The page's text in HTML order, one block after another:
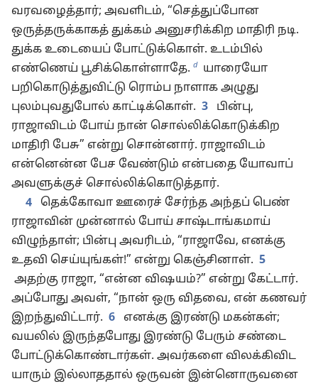
வரவழைத்தார்; அவளிடம், “செத்துப்போன
ஒருத்தருக்காகத் துக்கம் அனுசரிக்கிற மாதிரி நடி.
துக்க உடையைப் போட்டுக்கொள். உடம்பில்
எண்ணெய் பூசிக்கொள்ளாதே. d
யாரையோ
பறிகொடுத்துவிட்டு ரொம்ப நாளாக அழுது
புலம்புவதுபோல் காட்டிக்கொள். 3
பின்பு,
ராஜாவிடம் போய் நான் சொல்லிக்கொடுக்கிற
மாதிரி பேசு” என்று சொன்னார். ராஜாவிடம்
என்னென்ன பேச வேண்டும் என்பதை யோவாப்
அவளுக்குச் சொல்லிக்கொடுத்தார்.
4
தெக்கோவா ஊரைச் சேர்ந்த அந்தப் பெண்
ராஜாவின் முன்னால் போய் சாஷ்டாங்கமாய்
விழுந்தாள்; பின்பு அவரிடம், “ராஜாவே, எனக்கு
உதவி செய்யுங்கள்!” என்று கெஞ்சினாள். 5
அதற்கு ராஜா, “என்ன விஷயம்?” என்று கேட்டார்.
அப்போது அவள், “நான் ஒரு விதவை, என் கணவர்
இறந்துவிட்டார். 6
எனக்கு இரண்டு மகன்கள்;
வயலில் இருந்தபோது இரண்டு பேரும் சண்டை
போட்டுக்கொண்டார்கள். அவர்களை விலக்கிவிட
யாரும் இல்லாததால் ஒருவன் இன்னொருவனை